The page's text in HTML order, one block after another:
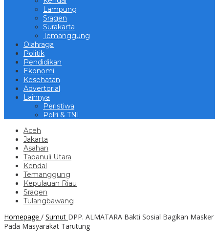
Lampung
Sragen
Surakarta
Temanggung
Olahraga
Politik
Pendidikan
Ekonomi
Kesehatan
Advertorial
Lainnya
Peristiwa
Polri & TNI
Aceh
Jakarta
Asahan
Tapanuli Utara
Kendal
Temanggung
Kepulauan Riau
Sragen
Tulangbawang
Homepage / Sumut DPP. ALMATARA Bakti Sosial Bagikan Masker
Pada Masyarakat Tarutung